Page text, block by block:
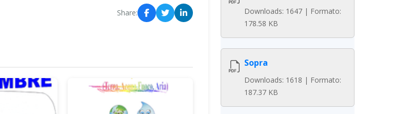
Share:
Downloads: 1647 | Formato:
178.58 KB
Sopra
Downloads: 1618 | Formato:
187.37 KB